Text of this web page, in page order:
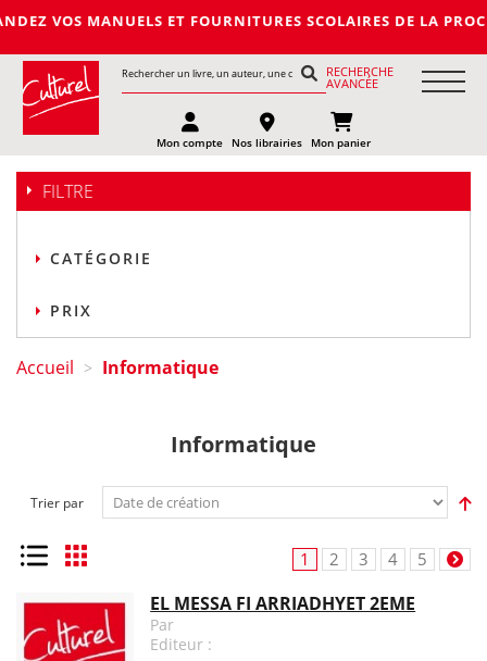
VOS MANUELS ET FOURNITURES SCOLAIRES DE LA
RECHERCHE
AVANCÉE
Mon compte Nos librairies Mon panier
FILTRE
CATÉGORIE
PRIX
Accueil > Informatique
Informatique
Trier par
Liste Grille 1 2 3 4 5
EL MESSA FI ARRIADHYET 2EME
Par
Editeur :